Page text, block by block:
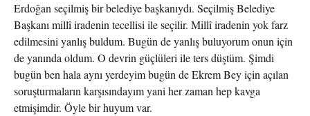
Erdoğan seçilmiş bir belediye başkanıydı. Seçilmiş Belediye
Başkanı millî iradenin tecellisi ile seçilir. Millî iradenin yok farz
edilmesini yanlış buldum. Bugün de yanlış buluyorum onun için
de yanında oldum. O devrin güçlüleri ile ters düştüm. Şimdi
bugün ben hala aynı yerdeyim bugün de Ekrem Bey için açılan
soruşturmaların karşısındayım yani her zaman hep kavga
etmişimdir. Öyle bir huyum var.